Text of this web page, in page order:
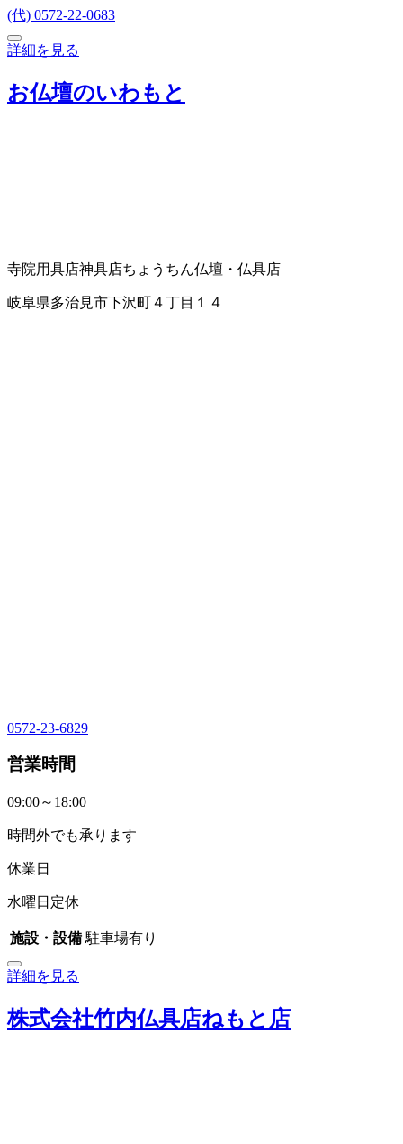
(代) 0572-22-0683
詳細を見る
お仏壇のいわもと
寺院用具店神具店ちょうちん仏壇・仏具店
岐阜県多治見市下沢町４丁目１４
0572-23-6829
営業時間
09:00～18:00
時間外でも承ります
休業日
水曜日定休
施設・設備 駐車場有り
詳細を見る
株式会社竹内仏具店ねもと店